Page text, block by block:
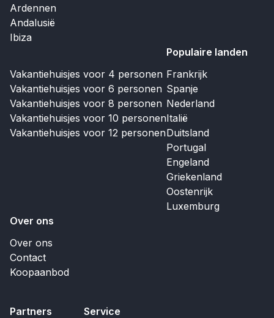
Ardennen
Andalusië
Ibiza
Vakantiehuisjes voor 4 personen
Vakantiehuisjes voor 6 personen
Vakantiehuisjes voor 8 personen
Vakantiehuisjes voor 10 personen
Vakantiehuisjes voor 12 personen
Populaire landen
Frankrijk
Spanje
Nederland
Italië
Duitsland
Portugal
Engeland
Griekenland
Oostenrijk
Luxemburg
Over ons
Over ons
Contact
Koopaanbod
Partners Service